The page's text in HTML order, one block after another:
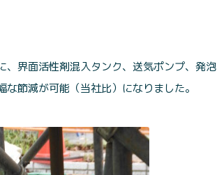
界面活性剤混入タンク、送気ポンプ、発泡
節減が可能（当社比）になりました｡